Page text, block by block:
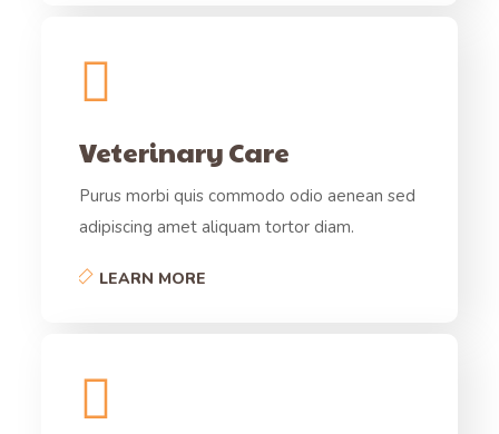
Veterinary Care
Purus morbi quis commodo odio aenean sed
adipiscing amet aliquam tortor diam.
LEARN MORE